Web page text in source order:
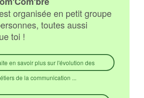
organisée en petit groupe
toutes aussi
toi !
en savoir plus sur l'évolution des
de la communication ...